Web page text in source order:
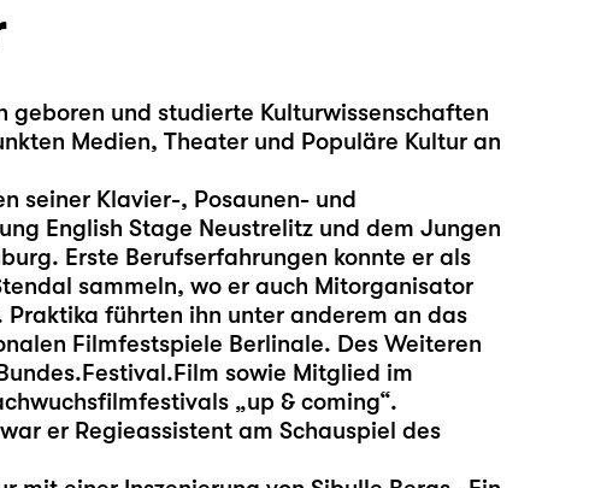
geboren und studierte Kulturwissenschaften
Medien, Theater und Populäre Kultur an
seiner Klavier-, Posaunen- und
English Stage Neustrelitz und dem Jungen
Erste Berufserfahrungen konnte er als
sammeln, wo er auch Mitorganisator
führten ihn unter anderem an das
Filmfestspiele Berlinale. Des Weiteren
sowie Mitglied im
„up & coming“.
er Regieassistent am Schauspiel des